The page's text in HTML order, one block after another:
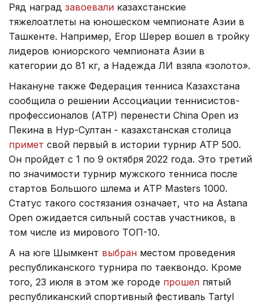
Ряд наград завоевали казахстанские
тяжелоатлеты на юношеском чемпионате Азии в
Ташкенте. Например, Егор Шерер вошел в тройку
лидеров юниорского чемпионата Азии в
категории до 81 кг, а Надежда ЛИ взяла «золото».
Накануне также Федерация тенниса Казахстана
сообщила о решении Ассоциации теннисистов-
профессионалов (ATP) перенести China Open из
Пекина в Нур-Султан - казахстанская столица
примет свой первый в истории турнир ATP 500.
Он пройдет с 1 по 9 октября 2022 года. Это третий
по значимости турнир мужского тенниса после
стартов Большого шлема и ATP Masters 1000.
Статус такого состязания означает, что на Astana
Open ожидается сильный состав участников, в
том числе из мирового ТОП-10.
А на юге Шымкент выбран местом проведения
республиканского турнира по таеквондо. Кроме
того, 23 июля в этом же городе прошел пятый
республиканский спортивный фестиваль Tartyl